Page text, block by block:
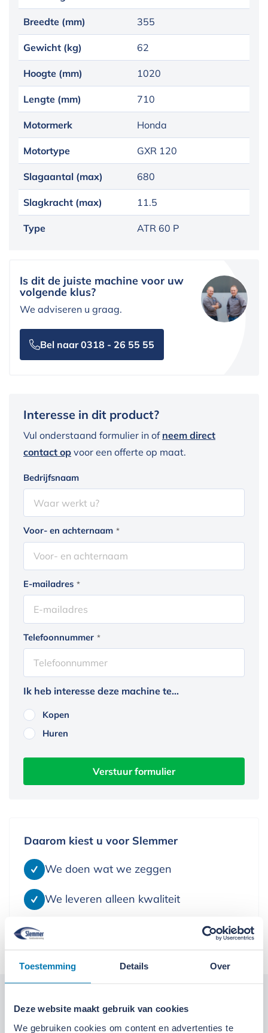
Toestemming Details Over
Deze website maakt gebruik van cookies
We gebruiken cookies om content en advertenties te
Breedte (mm) 355
Gewicht (kg) 62
Hoogte (mm) 1020
Lengte (mm) 710
Motormerk Honda
Motortype GXR 120
Slagaantal (max) 680
Slagkracht (max) 11.5
Type ATR 60 P
Is dit de juiste machine voor uw
volgende klus?
We adviseren u graag.
Bel naar 0318 - 26 55 55
Interesse in dit product?
Vul onderstaand formulier in of neem direct
contact op voor een offerte op maat.
Bedrijfsnaam
Voor- en achternaam *
E-mailadres *
Telefoonnummer *
Ik heb interesse deze machine te...
Kopen
Huren
Daarom kiest u voor Slemmer
We doen wat we zeggen
We leveren alleen kwaliteit
Kom langs bij onze locaties